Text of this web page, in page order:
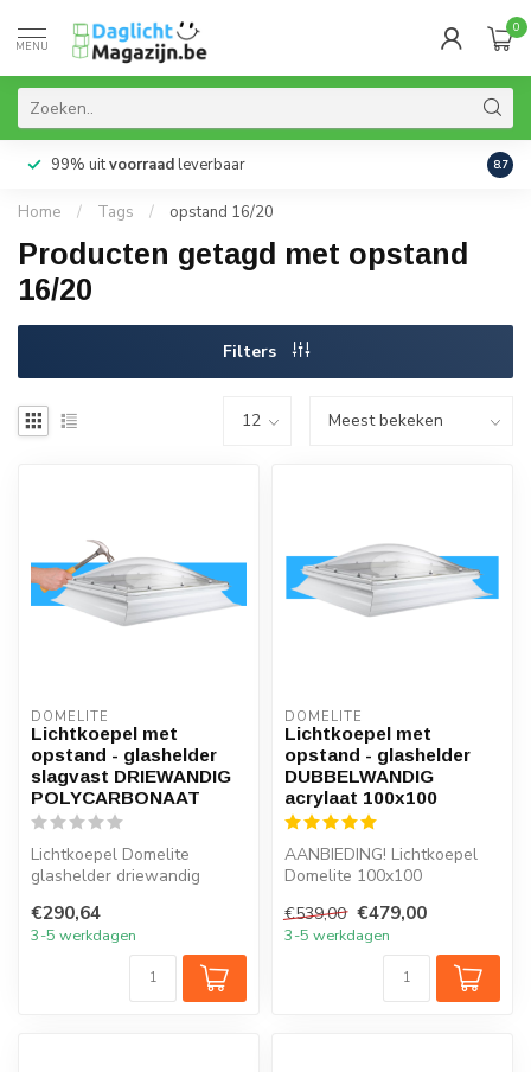
MENU
0
99% uitvoorraadleverbaar 8.7
Home / Tags / opstand 16/20
Producten getagd met opstand
16/20
Filters
DOMELITE
Lichtkoepel met
opstand - glashelder
slagvast DRIEWANDIG
POLYCARBONAAT
Lichtkoepel Domelite
glashelder driewandig
INCLUSIEF stan...
€290,64
3-5 werkdagen
DOMELITE
Lichtkoepel met
opstand - glashelder
DUBBELWANDIG
acrylaat 100x100
AANBIEDING! Lichtkoepel
Domelite 100x100
acrylaat INCLUS...
€539,00 €479,00
3-5 werkdagen